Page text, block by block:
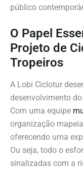
público
O Papel
Projeto de
Tropeiros
A Lobi Ciclotur
desenvolvimento
Com uma equipe
organização
oferecendo uma
Ou seja, todo o
sinalizadas com a